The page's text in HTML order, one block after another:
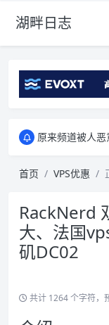
湖畔日志
greenwebpage|香港|
原来频道被人恶
首页 VPS优惠
RackNerd
大、法国
矶DC02
共计 1264 个字符，